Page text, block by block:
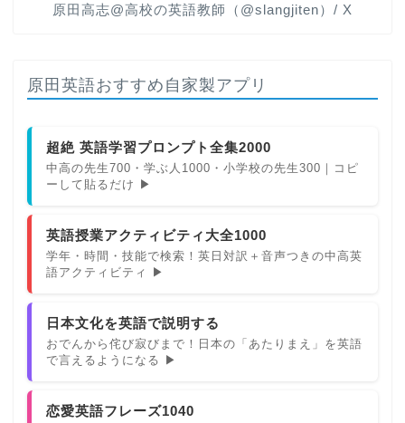
原田高志@高校の英語教師（@slangjiten）/ X
原田英語おすすめ自家製アプリ
超絶 英語学習プロンプト全集2000
中高の先生700・学ぶ人1000・小学校の先生300｜コピ
ーして貼るだけ ▶
英語授業アクティビティ大全1000
学年・時間・技能で検索！英日対訳＋音声つきの中高英
語アクティビティ ▶
日本文化を英語で説明する
おでんから侘び寂びまで！日本の「あたりまえ」を英語
で言えるようになる ▶
恋愛英語フレーズ1040